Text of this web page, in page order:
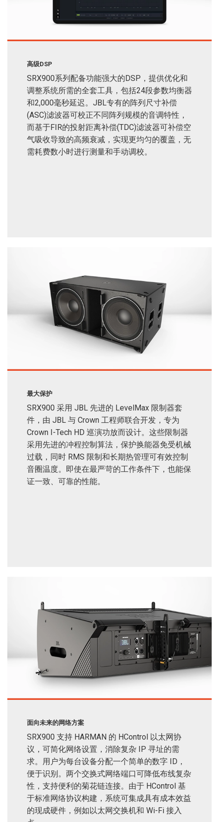
高级DSP
SRX900系列配备功能强大的DSP，提供优化和
调整系统所需的全套工具，包括24段参数均衡器
和2,000毫秒延迟。JBL专有的阵列尺寸补偿
(ASC)滤波器可校正不同阵列规模的音调特性，
而基于FIR的投射距离补偿(TDC)滤波器可补偿空
气吸收导致的高频衰减，实现更均匀的覆盖，无
需耗费数小时进行测量和手动调校。
最大保护
SRX900 采用 JBL 先进的 LevelMax 限制器套
件，由 JBL 与 Crown 工程师联合开发，专为
Crown I-Tech HD 巡演功放而设计。这些限制器
采用先进的冲程控制算法，保护换能器免受机械
过载，同时 RMS 限制和长期热管理可有效控制
音圈温度。即使在最严苛的工作条件下，也能保
证一致、可靠的性能。
面向未来的网络方案
SRX900 支持 HARMAN 的 HControl 以太网协
议，可简化网络设置，消除复杂 IP 寻址的需
求。用户为每台设备分配一个简单的数字 ID，
便于识别。两个交换式网络端口可降低布线复杂
性，支持便利的菊花链连接。由于 HControl 基
于标准网络协议构建，系统可集成具有成本效益
的现成硬件，例如以太网交换机和 Wi-Fi 接入